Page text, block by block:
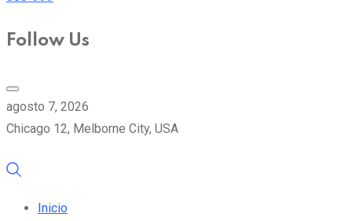
Follow Us
agosto 7, 2026
Chicago 12, Melborne City, USA
Inicio